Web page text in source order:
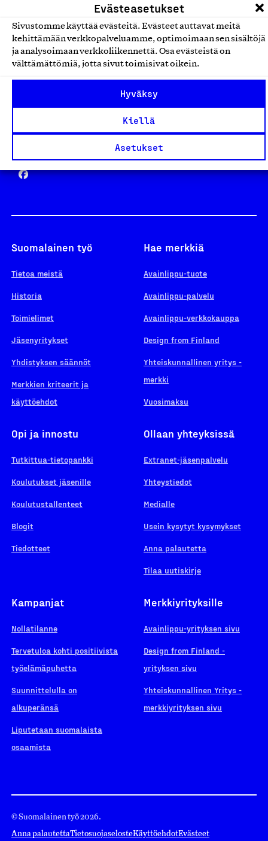
Evästeasetukset
Sivustomme käyttää evästeitä. Evästeet auttavat meitä
kehittämään verkkopalveluamme, optimoimaan sen sisältöjä
ja analysoimaan verkkoliikennettä. Osa evästeistä on
välttämättömiä, jotta sivut toimisivat oikein.
Hyväksy
Kiellä
Asetukset
Avainlippu
Yhteiskunnallinen Yritys -merkki
Suomalainen työ
Tietoa meistä
Historia
Toimielimet
Jäsenyritykset
Yhdistyksen säännöt
Merkkien kriteerit ja
käyttöehdot
Hae merkkiä
Avainlippu-tuote
Avainlippu-palvelu
Avainlippu-verkkokauppa
Design from Finland
Yhteiskunnallinen yritys -
merkki
Vuosimaksu
Opi ja innostu
Tutkittua-tietopankki
Koulutukset jäsenille
Koulutustallenteet
Blogit
Tiedotteet
Ollaan yhteyksissä
Extranet-jäsenpalvelu
Yhteystiedot
Medialle
Usein kysytyt kysymykset
Anna palautetta
Tilaa uutiskirje
Kampanjat
Nollatilanne
Tervetuloa kohti positiivista
työelämäpuhetta
Suunnittelulla on
alkuperänsä
Liputetaan suomalaista
osaamista
Merkkiyrityksille
Avainlippu-yrityksen sivu
Design from Finland -
yrityksen sivu
Yhteiskunnallinen Yritys -
merkkiyrityksen sivu
© Suomalainen työ 2026.
Anna palautettaTietosuojaselosteKäyttöehdotEvästeet